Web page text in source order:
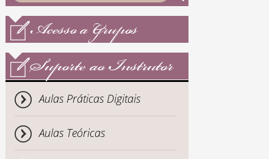
Acesso a Grupos
Suporte ao Instrutor
Aulas Práticas Digitais
Aulas Teóricas